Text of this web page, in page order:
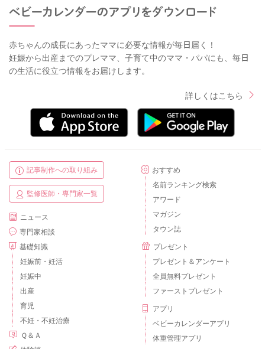
赤ちゃんの成長にあったママに必要な情報が毎日届く！
妊娠から出産までのプレママ、子育て中のママ・パパにも、毎日
の生活に役立つ情報をお届けします。
詳しくはこちら
記事制作への取り組み
監修医師・専門家一覧
ニュース
専門家相談
基礎知識
妊娠前・妊活
妊娠中
出産
育児
不妊・不妊治療
Ｑ＆Ａ
おすすめ
名前ランキング検索
アワード
マガジン
タウン誌
プレゼント
プレゼント＆アンケート
全員無料プレゼント
ファーストプレゼント
アプリ
ベビーカレンダーアプリ
体重管理アプリ